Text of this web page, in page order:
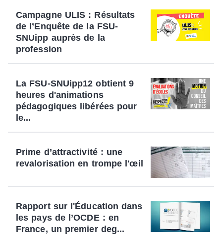
Campagne ULIS : Résultats
de l’Enquête de la FSU-
SNUipp auprès de la
profession
La FSU-SNUipp12 obtient 9
heures d'animations
pédagogiques libérées pour
le...
Prime d’attractivité : une
revalorisation en trompe l'œil
Rapport sur l'Éducation dans
les pays de l’OCDE : en
France, un premier deg...